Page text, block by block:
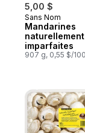
5,00 $
Sans Nom
Mandarines
naturellement
imparfaites
907 g, 0,55 $/